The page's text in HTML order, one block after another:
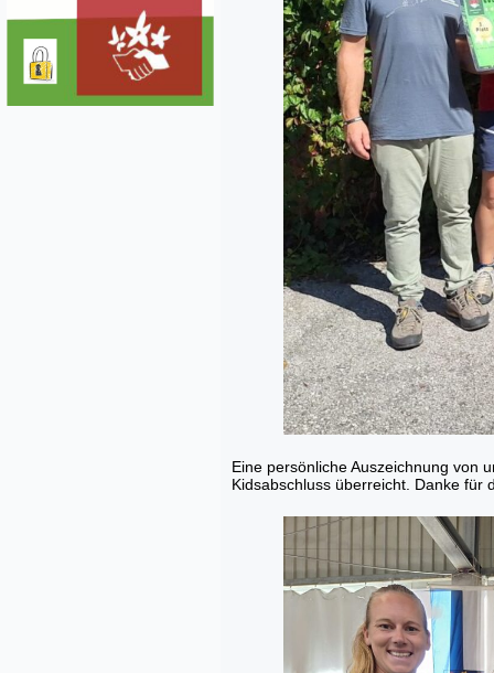
Eine persönliche Auszeichnung von
Kidsabschluss überreicht. Danke für